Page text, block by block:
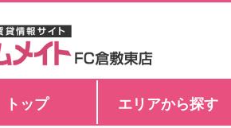
トップ エリアから探す